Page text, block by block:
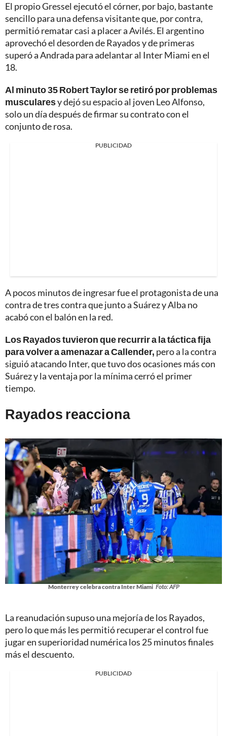
El propio Gressel ejecutó el córner, por bajo, bastante
sencillo para una defensa visitante que, por contra,
permitió rematar casi a placer a Avilés. El argentino
aprovechó el desorden de Rayados y de primeras
superó a Andrada para adelantar al Inter Miami en el
18.
Al minuto 35 Robert Taylor se retiró por problemas
muscularesy dejó su espacio al joven Leo Alfonso,
solo un día después de firmar su contrato con el
conjunto de rosa.
PUBLICIDAD
A pocos minutos de ingresar fue el protagonista de una
contra de tres contra que junto a Suárez y Alba no
acabó con el balón en la red.
Los Rayados tuvieron que recurrir a la táctica fija
para volver a amenazar a Callender, pero a la contra
siguió atacando Inter, que tuvo dos ocasiones más con
Suárez y la ventaja por la mínima cerró el primer
tiempo.
Rayados reacciona
Monterrey celebra contra Inter Miami Foto: AFP
La reanudación supuso una mejoría de los Rayados,
pero lo que más les permitió recuperar el control fue
jugar en superioridad numérica los 25 minutos finales
más el descuento.
PUBLICIDAD